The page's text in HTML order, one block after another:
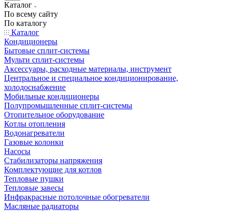
Каталог
По всему сайту
По каталогу
Каталог
Кондиционеры
Бытовые сплит-системы
Мульти сплит-системы
Аксессуары, расходные материалы, инструмент
Центральное и специальное кондиционирование,
холодоснабжение
Мобильные кондиционеры
Полупромышленные сплит-системы
Отопительное оборудование
Котлы отопления
Водонагреватели
Газовые колонки
Насосы
Стабилизаторы напряжения
Комплектующие для котлов
Тепловые пушки
Тепловые завесы
Инфракрасные потолочные обогреватели
Масляные радиаторы